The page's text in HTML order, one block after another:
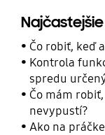
Čo robiť, keď
Kontrola
spredu
Čo mám
nevypustí?
Ako na